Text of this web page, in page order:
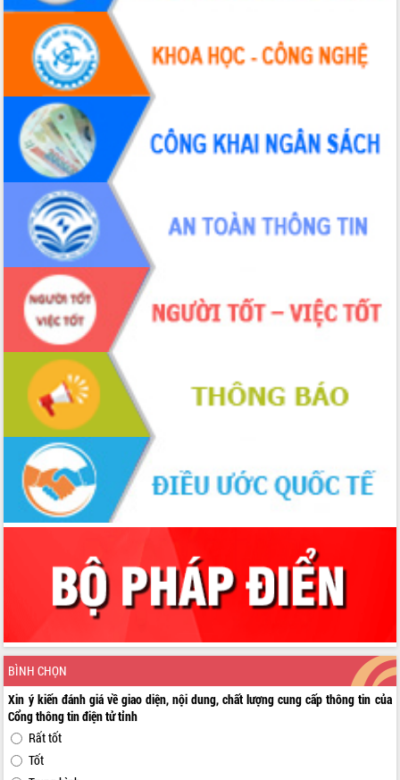
BÌNH CHỌN
Xin ý kiến đánh giá về giao diện, nội dung, chất lượng cung cấp thông tin của
Cổng thông tin điện tử tỉnh
Rất tốt
Tốt